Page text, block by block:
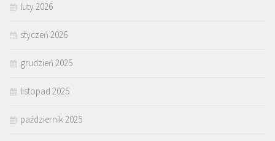
luty 2026
styczeń 2026
grudzień 2025
listopad 2025
październik 2025